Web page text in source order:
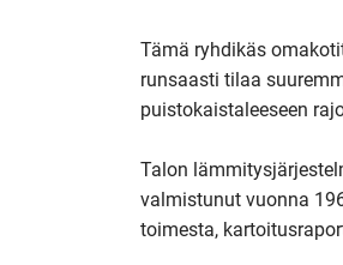
Tämä ryhdikäs
runsaasti tilaa
puistokaistaleeseen
Talon
valmistunut vuonna
toimesta,